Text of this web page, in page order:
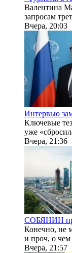
Валентина
запросам
Вчера, 20:03
Интервью
Ключевые
уже
Вчера, 21:36
СОБЯНИН
Конечно, не
и проч, о чем
Вчера, 21:57